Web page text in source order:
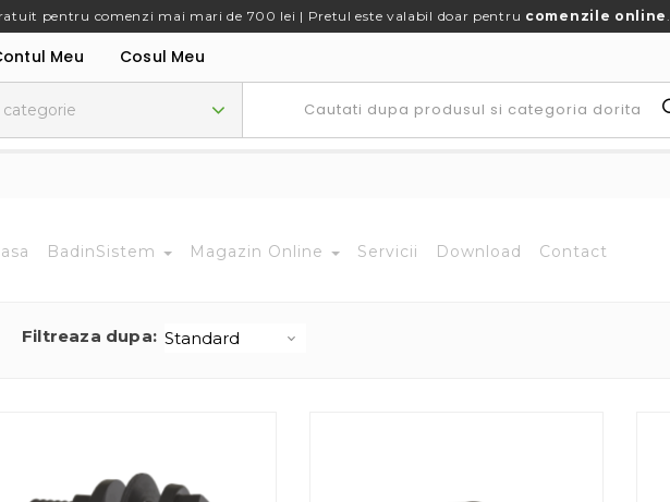
pentru comenzi mai mari de 700 lei | Pretul este valabil doar pentru comenzile online.
Meu Cosul Meu
BadinSistem Magazin Online Servicii Download Contact
Filtreaza dupa: